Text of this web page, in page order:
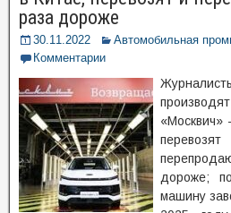
раза дороже
30.11.2022
Автомобильная
Комментарии
«Москвич»
дороже;
машину